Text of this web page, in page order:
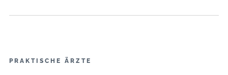
PRAKTISCHE ÄRZTE